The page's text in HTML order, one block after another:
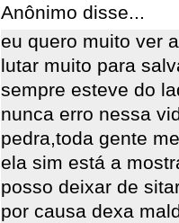
Anônimo disse...
eu quero muito ver
lutar muito para
sempre esteve do
nunca erro nessa
pedra,toda gente
ela sim está a
posso deixar de
por causa dexa